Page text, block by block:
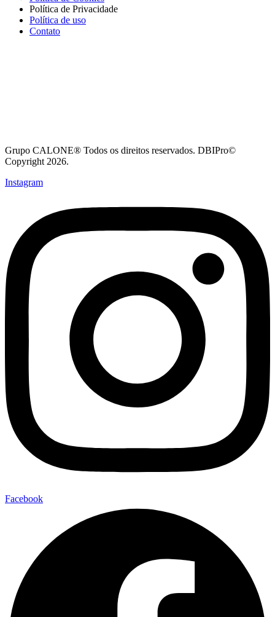
Política de Privacidade
Política de uso
Contato
Grupo CALONE® Todos os direitos reservados. DBIPro©
Copyright 2026.
Instagram
Facebook